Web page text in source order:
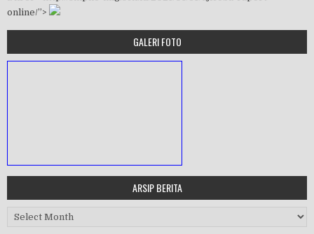
online/”>
GALERI FOTO
ARSIP BERITA
Arsip Berita